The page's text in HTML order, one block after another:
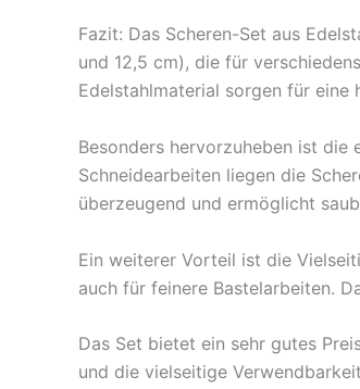
Fazit: Das Scheren-Set aus
und 12,5 cm), die für
Edelstahlmaterial sorgen für eine
Besonders hervorzuheben ist
Schneidearbeiten liegen die
überzeugend und ermöglicht
Ein weiterer Vorteil ist die
auch für feinere Bastelarbeiten.
Das Set bietet ein sehr gutes
und die vielseitige